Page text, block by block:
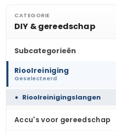
CATEGORIE
DIY & gereedschap
Subcategorieën
Rioolreiniging
Geselecteerd
Rioolreinigingslangen
Accu's voor gereedschap